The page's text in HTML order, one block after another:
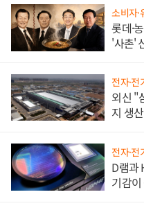
소비자·
롯데·
'사촌'
전자·전
외신 "
지 생
전자·전
D램과
기감